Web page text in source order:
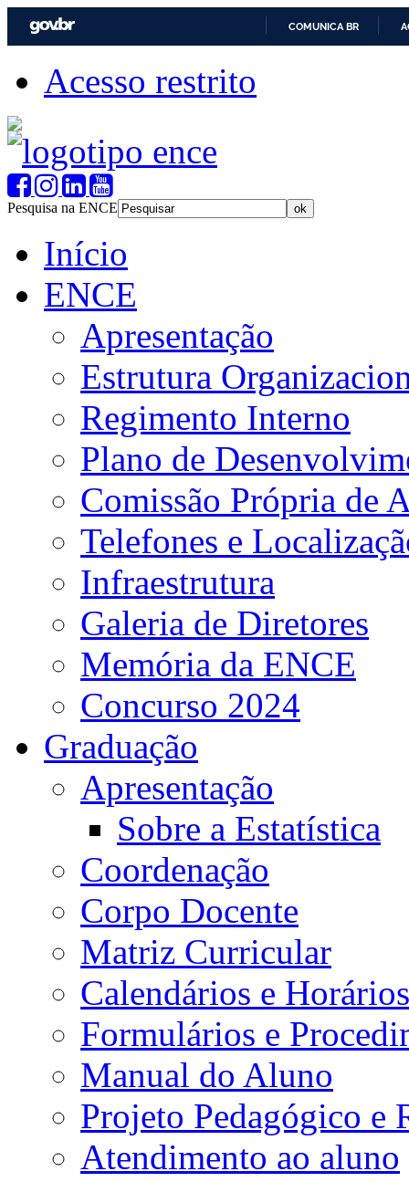
COMUNICA BR
Acesso restrito
Pesquisa na ENCE
Início
ENCE
Apresentação
Estrutura
Regimento Interno
Plano de
Comissão Própria de
Telefones e
Infraestrutura
Galeria de Diretores
Memória da ENCE
Concurso 2024
Graduação
Apresentação
Sobre a Estatística
Coordenação
Corpo Docente
Matriz Curricular
Calendários e Horários
Formulários e
Manual do Aluno
Projeto Pedagógico e
Atendimento ao aluno